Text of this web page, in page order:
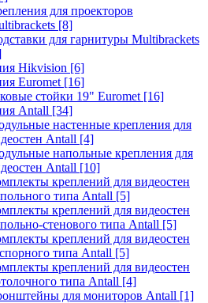
для проекторов
[8]
для гарнитуры Multibrackets
Hikvision [6]
Euromet [16]
стойки 19" Euromet [16]
Antall [34]
настенные крепления для
Antall [4]
напольные крепления для
Antall [10]
креплений для видеостен
типа Antall [5]
креплений для видеостен
стенового типа Antall [5]
креплений для видеостен
типа Antall [5]
креплений для видеостен
типа Antall [4]
для мониторов Antall [1]